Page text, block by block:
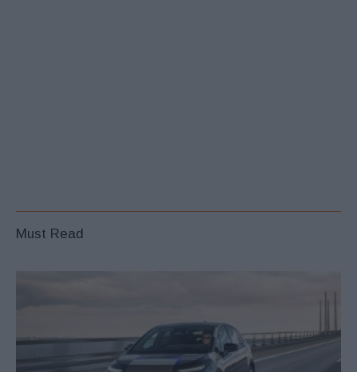
Must Read